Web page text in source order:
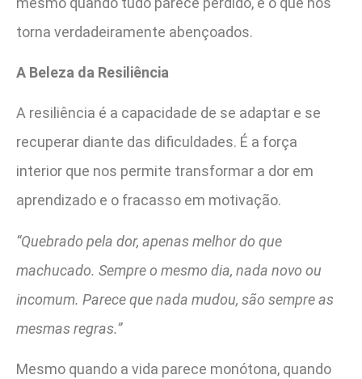
torna verdadeiramente abençoados.
A Beleza da Resiliência
A resiliência é a capacidade de se adaptar e se
recuperar diante das dificuldades. É a força
interior que nos permite transformar a dor em
aprendizado e o fracasso em motivação.
“Quebrado pela dor, apenas melhor do que
machucado. Sempre o mesmo dia, nada novo ou
incomum. Parece que nada mudou, são sempre as
mesmas regras.”
Mesmo quando a vida parece monótona, quando